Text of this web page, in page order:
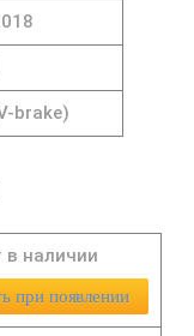
brake)
в наличии
при появлении